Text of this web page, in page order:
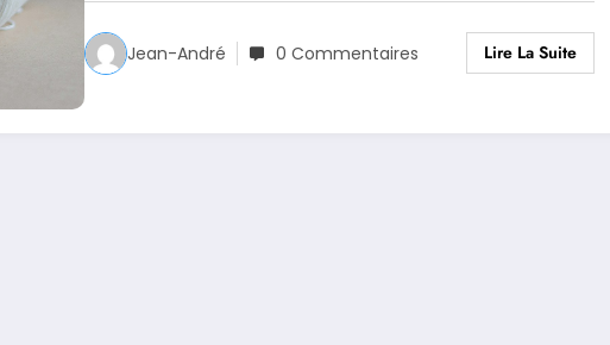
Jean-André 0 Commentaires Lire La Suite